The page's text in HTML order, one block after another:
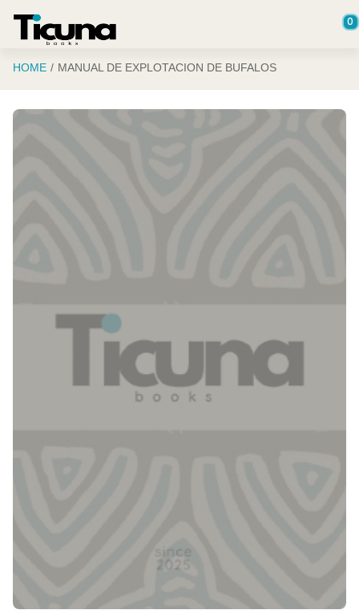
0
HOME MANUAL DE EXPLOTACION DE BUFALOS